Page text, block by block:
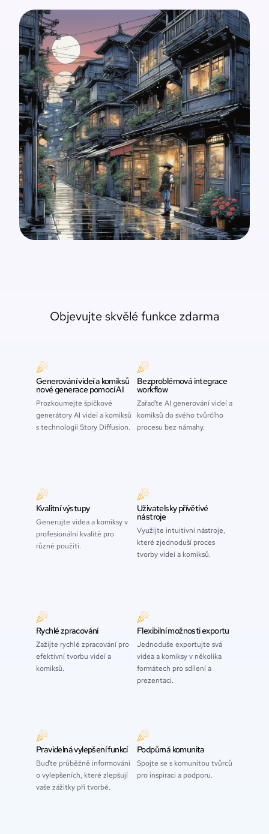
Objevujte skvělé funkce zdarma
Generování videí a komiksů
nové generace pomocí AI
Prozkoumejte špičkové
generátory AI videí a komiksů
s technologií Story Diffusion.
Bezproblémová integrace
workflow
Zařaďte AI generování videí a
komiksů do svého tvůrčího
procesu bez námahy.
Kvalitní výstupy
Generujte videa a komiksy v
profesionální kvalitě pro
různé použití.
Uživatelsky přívětivé
nástroje
Využijte intuitivní nástroje,
které zjednoduší proces
tvorby videí a komiksů.
Rychlé zpracování
Zažijte rychlé zpracování pro
efektivní tvorbu videí a
komiksů.
Flexibilní možnosti exportu
Jednoduše exportujte svá
videa a komiksy v několika
formátech pro sdílení a
prezentaci.
Pravidelná vylepšení funkcí
Buďte průběžně informováni
o vylepšeních, které zlepšují
vaše zážitky při tvorbě.
Podpůrná komunita
Spojte se s komunitou tvůrců
pro inspiraci a podporu.